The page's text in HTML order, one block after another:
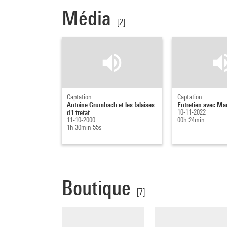
Média [2]
Captation
Antoine Grumbach et les falaises
d'Etretat
11-10-2000
1h 30min 55s
Captation
Entretien avec
10-11-2022
00h 24min
Boutique [7]